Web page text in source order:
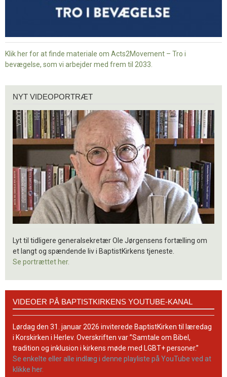
Klik her for at finde materiale om Acts2Movement – Tro i
bevægelse, som vi arbejder med frem til 2033.
videoportræt
NYT VIDEOPORTRÆT
Lyt til tidligere generalsekretær Ole Jørgensens fortælling om
et langt og spændende liv i BaptistKirkens tjeneste.
Se portrættet her.
BaptistKirkens
YouTube-
kanal
VIDEOER PÅ BAPTISTKIRKENS YOUTUBE-KANAL
Lørdag den 31. januar 2026 inviterede BaptistKirken til læredag
i Korskirken i Herlev. Overskriften var ”Samtale om Bibel,
tradition og inklusion i kirkens møde med LGBT+ personer.”
Se enkelte eller alle indlæg i denne playliste på YouTube ved at
klikke her.